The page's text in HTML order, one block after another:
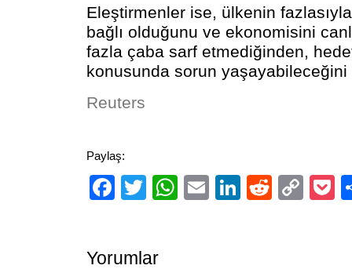
Eleştirmenler ise, ülkenin
bağlı olduğunu ve ekonomisini
fazla çaba sarf etmediğinden,
konusunda sorun yaşayabileceğini
Reuters
Paylaş:
Facebook
TwitterWhatsApp
EmailLinkedIn
Reddit
Yorumlar